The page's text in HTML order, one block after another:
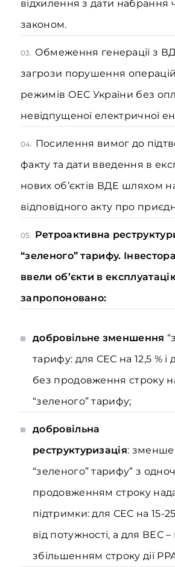
відхилення з дати набрання
законом.
03. Обмеження генерації з
загрози порушення
режимів ОЕС України без
невідпущеної електричної
04. Посилення вимог до
факту та дати введення в
нових об’єктів ВДЕ шляхом
відповідного акту про
05. Ретроактивна
“зеленого” тарифу.
ввели об’єкти в
запропоновано:
добровільне зменшення
тарифу: для СЕС на 12,5 % і
без продовження строку
“зеленого” тарифу;
добровільна
реструктуризація:
“зеленого” тарифу” з
продовженням строку
підтримки: для СЕС на 15-
від потужності, а для ВЕС –
збільшенням строку дії